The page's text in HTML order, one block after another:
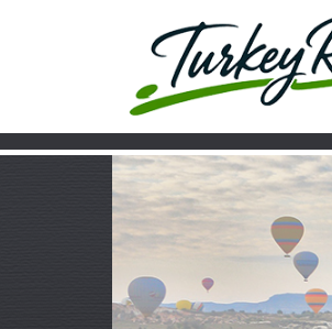
Tekirdağ - Malkara
Home Turkiye